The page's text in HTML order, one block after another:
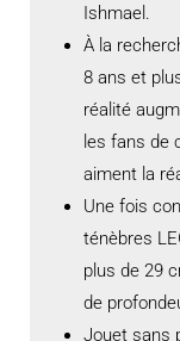
Ishmael.
À la
8 ans et
réalité
les fans de
aiment la
Une fois
ténèbres
plus de 29
de
Jouet sans